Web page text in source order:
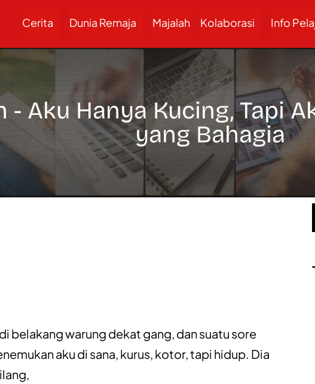
Cerita Dunia Remaja Majalah Kolaborasi Info
- Aku Hanya Kucing, Tapi
yang Bahagia
belakang warung dekat gang, dan suatu sore
aku di sana, kurus, kotor, tapi hidup. Dia